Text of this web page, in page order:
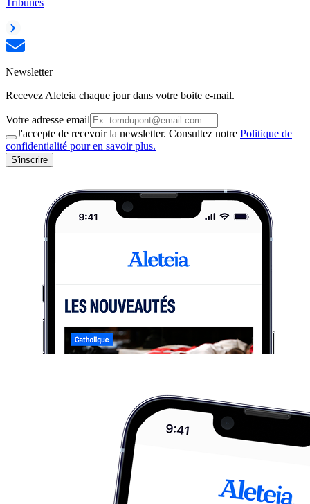
Tribunes
Newsletter
Recevez Aleteia chaque jour dans votre boite e-mail.
Votre adresse email
J'accepte de recevoir la newsletter. Consultez notre Politique de
confidentialité pour en savoir plus.
S'inscrire